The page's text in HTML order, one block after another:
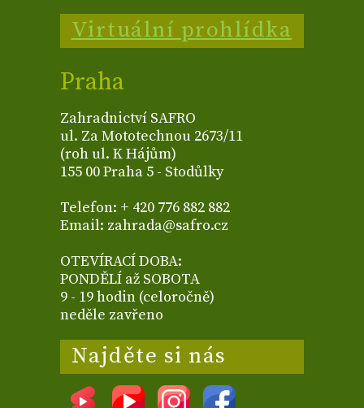
Virtuální prohlídka
Praha
Zahradnictví SAFRO
ul. Za Mototechnou 2673/11
(roh ul. K Hájům)
155 00 Praha 5 - Stodůlky
Telefon: + 420 776 882 882
Email: zahrada@safro.cz
OTEVÍRACÍ DOBA:
PONDĚLÍ až SOBOTA
9 - 19 hodin (celoročně)
neděle zavřeno
Najděte si nás